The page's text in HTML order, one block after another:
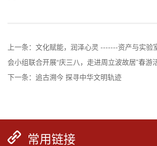
上一条： 文化赋能，润泽心灵 -------资产与实验
会小组联合开展“庆三八，走进周立波故居”春游
下一条： 追古溯今 探寻中华文明轨迹
常用链接